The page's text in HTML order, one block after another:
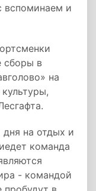
вспоминаем и
сборы в
на
дня на отдых и
команда
- командой